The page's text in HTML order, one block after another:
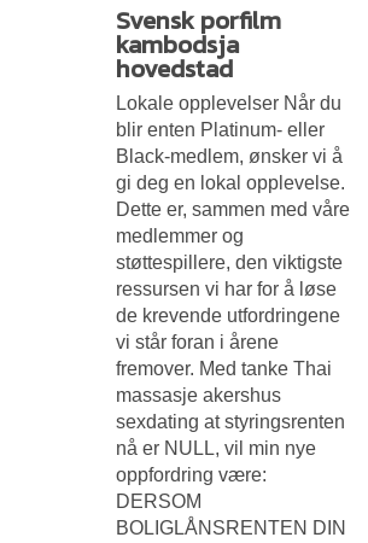
Svensk porfilm
kambodsja
hovedstad
Lokale opplevelser Når du
blir enten Platinum- eller
Black-medlem, ønsker vi å
gi deg en lokal opplevelse.
Dette er, sammen med våre
medlemmer og
støttespillere, den viktigste
ressursen vi har for å løse
de krevende utfordringene
vi står foran i årene
fremover. Med tanke Thai
massasje akershus
sexdating at styringsrenten
nå er NULL, vil min nye
oppfordring være:
DERSOM
BOLIGLÅNSRENTEN DIN